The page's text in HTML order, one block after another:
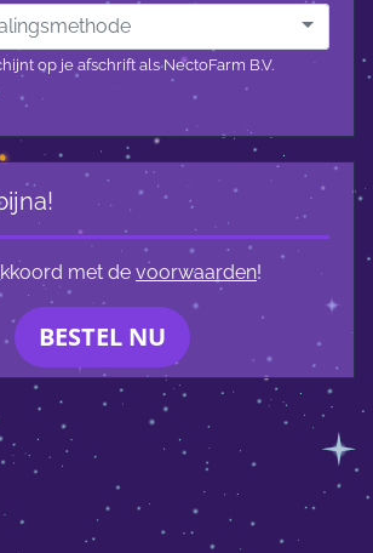
op je afschrift als NectoFarm B.V.
met de voorwaarden!
BESTEL NU